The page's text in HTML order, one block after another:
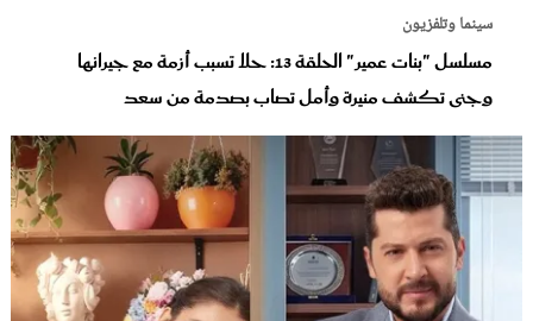
سينما وتلفزيون
مسلسل "بنات عمير" الحلقة 13: حلا تسبب أزمة مع جيرانها
وجنى تكشف منيرة وأمل تصاب بصدمة من سعد